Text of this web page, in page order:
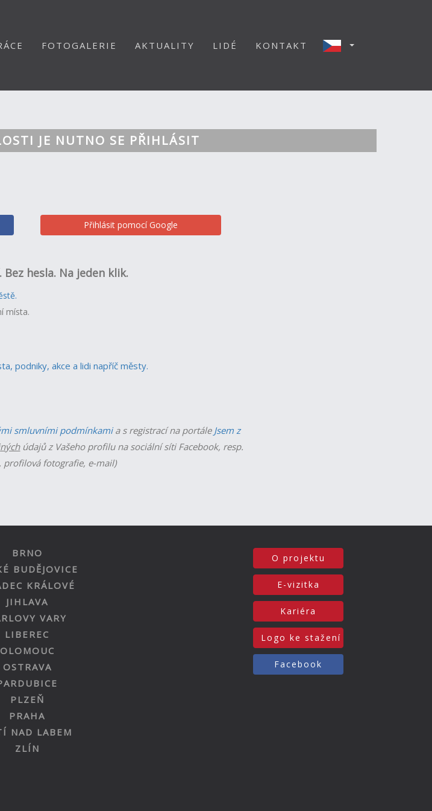
FOTOGALERIE AKTUALITY LIDÉ KONTAKT
JE NUTNO SE PŘIHLÁSIT
Přihlásit pomocí Google
Bez hesla. Na jeden klik.
místa.
podniky, akce a lidi napříč městy.
smluvními podmínkamia s registrací na portále Jsem z
údajů z Vašeho profilu na sociální síti Facebook, resp.
profilová fotografie, e-mail)
BRNO
BUDĚJOVICE
KRÁLOVÉ
JIHLAVA
VARY
LIBEREC
OLOMOUC
OSTRAVA
PLZEŇ
PRAHA
NAD LABEM
ZLÍN
O projektu
E-vizitka
Kariéra
Logo ke stažení
Facebook